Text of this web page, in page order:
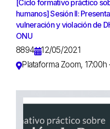
[Ciclo formativo práctico
humanos] Sesión II:
vulneración y violación de
ONU
8894
12/05/2021
Plataforma Zoom,